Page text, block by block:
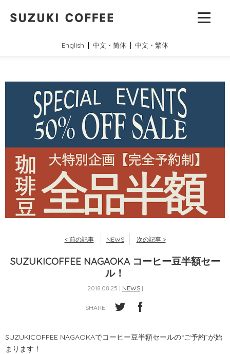
English 中文・简体 中文・繁体
< 前の記事 NEWS 次の記事 >
SUZUKICOFFEE NAGAOKA コーヒー豆半額セー
ル！
2018.08.25 | NEWS|
SHARE
SUZUKICOFFEE NAGAOKAでコーヒー豆半額セールの“ご予約”が始
まります！